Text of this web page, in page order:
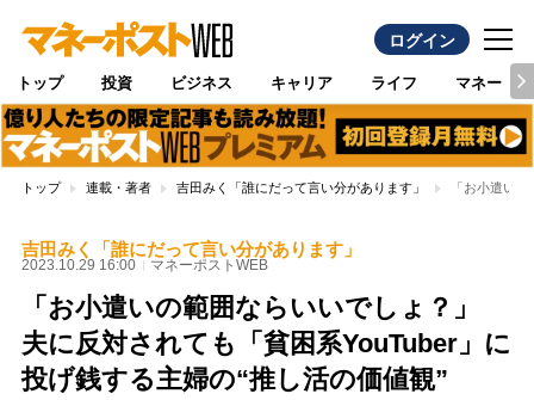
ログイン
トップ 投資 ビジネス キャリア ライフ マネー
トップ 連載・著者 吉田みく「誰にだって言い分があります」 「お小遣い
吉田みく「誰にだって言い分があります」
2023.10.29 16:00 マネーポストWEB
「お小遣いの範囲ならいいでしょ？」
夫に反対されても「貧困系YouTuber」に
投げ銭する主婦の“推し活の価値観”